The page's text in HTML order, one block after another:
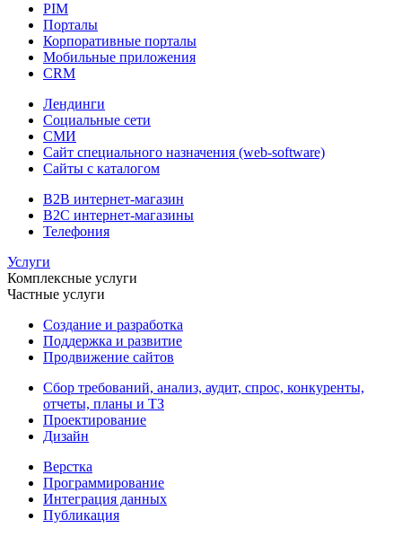
PIM
Порталы
Корпоративные порталы
Мобильные приложения
CRM
Лендинги
Социальные сети
СМИ
Сайт специального назначения (web-software)
Сайты с каталогом
B2B интернет-магазин
B2C интернет-магазины
Телефония
Услуги
Комплексные услуги
Частные услуги
Создание и разработка
Поддержка и развитие
Продвижение сайтов
Сбор требований, анализ, аудит, спрос, конкуренты,
отчеты, планы и ТЗ
Проектирование
Дизайн
Верстка
Программирование
Интеграция данных
Публикация